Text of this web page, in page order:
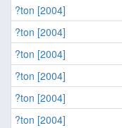
?ton [2004]
?ton [2004]
?ton [2004]
?ton [2004]
?ton [2004]
?ton [2004]